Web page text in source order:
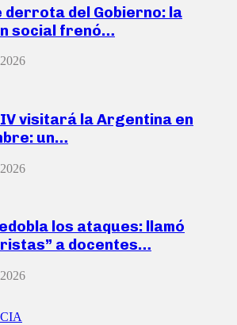
derrota del Gobierno: la
social frenó…
visitará la Argentina en
un…
los ataques: llamó
a docentes…